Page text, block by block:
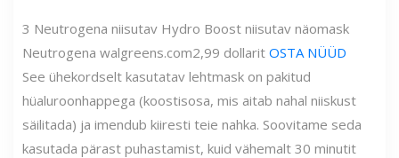
3 Neutrogena niisutav Hydro Boost niisutav näomask
Neutrogena walgreens.com2,99 dollarit OSTA NÜÜD
See ühekordselt kasutatav lehtmask on pakitud
hüaluroonhappega (koostisosa, mis aitab nahal niiskust
säilitada) ja imendub kiiresti teie nahka. Soovitame seda
kasutada pärast puhastamist, kuid vähemalt 30 minutit